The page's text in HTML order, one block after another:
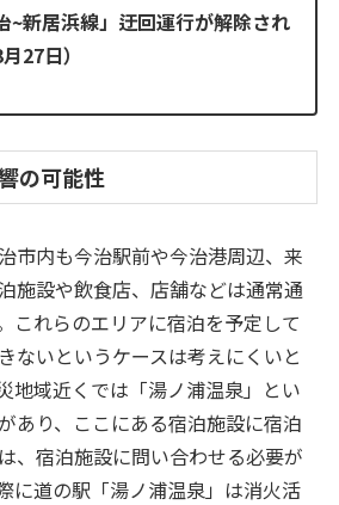
~新居浜線」迂回運行が解除され
27日）
の可能性
市内も今治駅前や今治港周辺、来
施設や飲食店、店舗などは通常通
これらのエリアに宿泊を予定して
ないというケースは考えにくいと
地域近くでは「湯ノ浦温泉」とい
あり、ここにある宿泊施設に宿泊
、宿泊施設に問い合わせる必要が
に道の駅「湯ノ浦温泉」は消火活